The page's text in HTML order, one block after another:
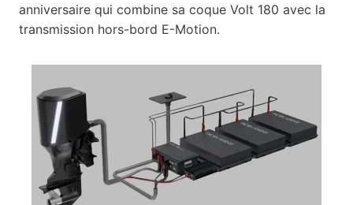
anniversaire qui combine sa coque Volt 180 avec la
transmission hors-bord E-Motion.